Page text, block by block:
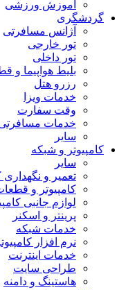
آموزش ورزشی
گردشگری
آژانس مسافرتی
تور خارجی
تور داخلی
بلیط هواپیما و
رزرو هتل
خدمات ویزا
وقت سفارت
خدمات
سایر
کامپیوتر و شبکه
سایر
تعمیر و نگهداری
کامپیوتر و
لوازم جانبی
پرینتر و اسکنر
خدمات شبکه
نرم افزار
خدمات اینترنت
طراحی سایت
هاستینگ و دامنه